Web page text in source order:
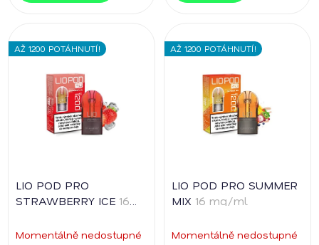
AŽ 1200 POTÁHNUTÍ!
LIO POD PRO
STRAWBERRY ICE 16
Momentálně nedostupné
AŽ 1200 POTÁHNUTÍ!
LIO POD PRO SUMMER
MIX 16 mg/ml
Momentálně nedostupné